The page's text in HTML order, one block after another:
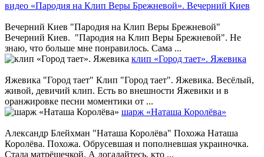
видео «Пародия на Клип Веры Брежневой». Вечерний Киев
Вечерний Киев "Пародия на Клип Веры Брежневой"
Вечерний Киев. "Пародия на Клип Веры Брежневой". Не
знаю, что больше мне понравилось. Сама ...
клип «Город тает». Яжевика
Яжевика "Город тает" Клип "Город тает". Яжевика. Весёлый,
живой, девичий клип. Есть во внешности Яжевики и в
оранжировке песни моментики от ...
шарж «Наташа Королёва»
Александр Блейхман "Наташа Королёва" Похожа Наташа
Королёва. Похожа. Обрусевшая и пополневшая украиночка.
Стала матрёшечкой. А догадайтесь, кто ...